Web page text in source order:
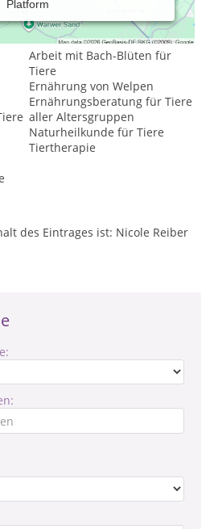
Platform
Arbeit mit Bach-Blüten für
Tiere
Ernährung von Welpen
Ernährungsberatung für Tiere
aller Altersgruppen
Naturheilkunde für Tiere
Tiertherapie
des Eintrages ist: Nicole Reiber